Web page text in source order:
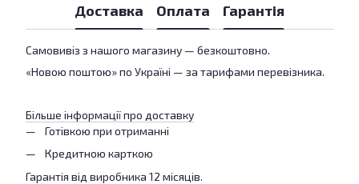
Доставка Оплата Гарантія
Самовивіз з нашого магазину — безкоштовно.
«Новою поштою» по Україні — за тарифами перевізника.
Більше інформації про доставку
Готівкою при отриманні
Кредитною карткою
Гарантія від виробника 12 місяців.